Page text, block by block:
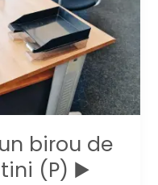
birou de
(P) ▶️